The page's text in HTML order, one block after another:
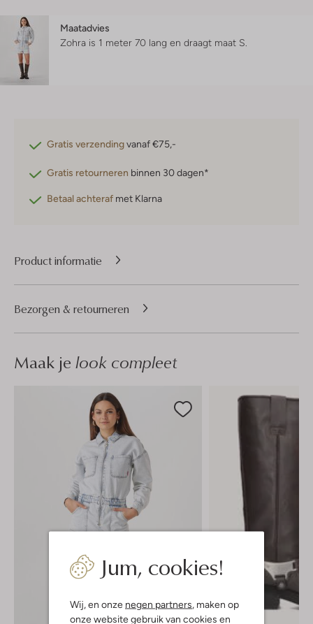
Jum, cookies!
Wij, en onze negen partners, maken op
onze website gebruik van cookies en
Maatadvies
Zohra is 1 meter 70 lang en draagt maat S.
Gratis verzendingvanaf €75,-
Gratis retourneren binnen 30 dagen*
Betaal achteraf met Klarna
Product informatie
Bezorgen & retourneren
Maak je look compleet